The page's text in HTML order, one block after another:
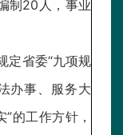
制20人，事业
定省委“九项规
办事、服务大
的工作方针，